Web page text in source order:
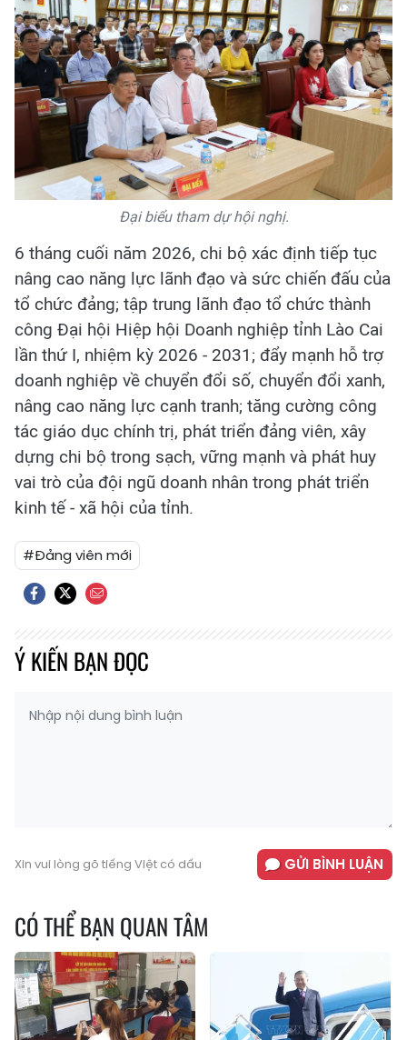
Đại biểu tham dự hội nghị.
6 tháng cuối năm 2026, chi bộ xác định tiếp tục
nâng cao năng lực lãnh đạo và sức chiến đấu của
tổ chức đảng; tập trung lãnh đạo tổ chức thành
công Đại hội Hiệp hội Doanh nghiệp tỉnh Lào Cai
lần thứ I, nhiệm kỳ 2026 - 2031; đẩy mạnh hỗ trợ
doanh nghiệp về chuyển đổi số, chuyển đổi xanh,
nâng cao năng lực cạnh tranh; tăng cường công
tác giáo dục chính trị, phát triển đảng viên, xây
dựng chi bộ trong sạch, vững mạnh và phát huy
vai trò của đội ngũ doanh nhân trong phát triển
kinh tế - xã hội của tỉnh.
#Đảng viên mới
Ý KIẾN BẠN ĐỌC
Xin vui lòng gõ tiếng Việt có dấu GỬI BÌNH LUẬN
CÓ THỂ BẠN QUAN TÂM